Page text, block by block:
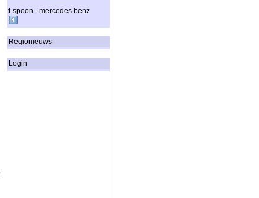
t-spoon - mercedes benz
Regionieuws
Login